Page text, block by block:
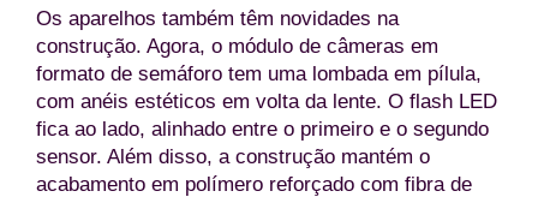
Os aparelhos também têm novidades na
construção. Agora, o módulo de câmeras em
formato de semáforo tem uma lombada em pílula,
com anéis estéticos em volta da lente. O flash LED
fica ao lado, alinhado entre o primeiro e o segundo
sensor. Além disso, a construção mantém o
acabamento em polímero reforçado com fibra de